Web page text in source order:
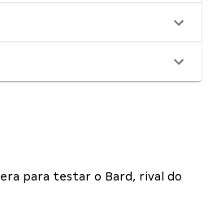
para testar o Bard, rival do